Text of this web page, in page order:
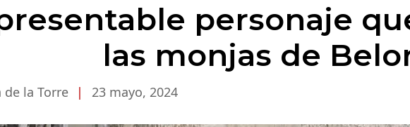
personaje
las monjas de
de la Torre | 23 mayo, 2024